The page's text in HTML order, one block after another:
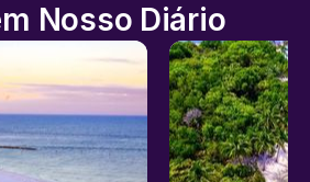
Nosso Diário